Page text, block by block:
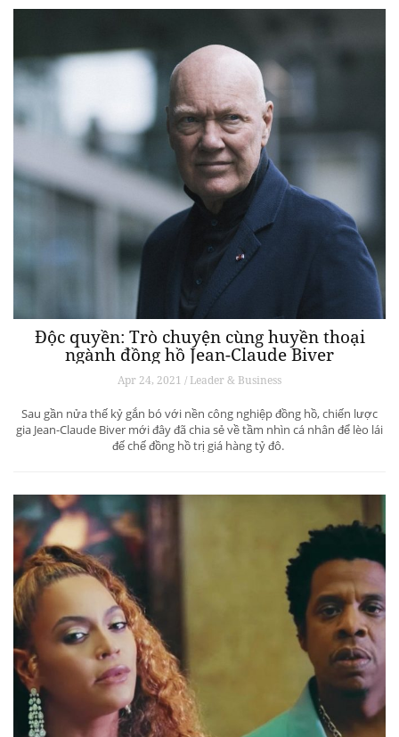
Độc quyền: Trò chuyện cùng huyền thoại
ngành đồng hồ Jean-Claude Biver
Apr 24, 2021 / Leader & Business
Sau gần nửa thế kỷ gắn bó với nền công nghiệp đồng hồ, chiến lược
gia Jean-Claude Biver mới đây đã chia sẻ về tầm nhìn cá nhân để lèo lái
đế chế đồng hồ trị giá hàng tỷ đô.